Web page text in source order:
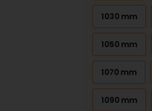
1030 mm
1050 mm
1070 mm
1090 mm